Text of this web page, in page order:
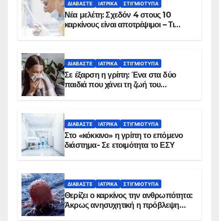
ΔΙΑΒΆΣΤΕ ΙΑΤΡΙΚΆ ΣΤΙΓΜΙΌΤΥΠΑ
Νέα μελέτη: Σχεδόν 4 στους 10
καρκίνους είναι αποτρέψιμοι – Τι
ΔΙΑΒΆΣΤΕ ΙΑΤΡΙΚΆ ΣΤΙΓΜΙΌΤΥΠΑ
Σε έξαρση η γρίπη: Ένα στα δύο
παιδιά που χάνει τη ζωή του
ΔΙΑΒΆΣΤΕ ΙΑΤΡΙΚΆ ΣΤΙΓΜΙΌΤΥΠΑ
Στο «κόκκινο» η γρίπη το επόμενο
διάστημα- Σε ετοιμότητα το ΕΣΥ
ΔΙΑΒΆΣΤΕ ΙΑΤΡΙΚΆ ΣΤΙΓΜΙΌΤΥΠΑ
Θερίζει ο καρκίνος την ανθρωπότητα:
Άκρως ανησυχητική η πρόβλεψη…